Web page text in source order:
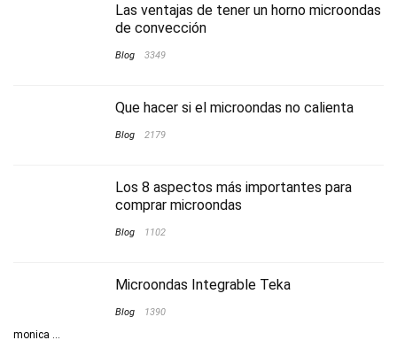
Las ventajas de tener un horno microondas
de convección
Blog 3349
Que hacer si el microondas no calienta
Blog 2179
Los 8 aspectos más importantes para
comprar microondas
Blog 1102
Microondas Integrable Teka
Blog 1390
monica ...